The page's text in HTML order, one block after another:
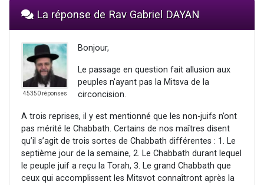
La réponse de Rav Gabriel DAYAN
45350 réponses
Bonjour,
Le passage en question fait allusion aux
peuples n'ayant pas la Mitsva de la
circoncision.
A trois reprises, il y est mentionné que les non-juifs n’ont
pas mérité le Chabbath. Certains de nos maîtres disent
qu’il s’agit de trois sortes de Chabbath différentes : 1. Le
septième jour de la semaine, 2. Le Chabbath durant lequel
le peuple juif a reçu la Torah, 3. Le grand Chabbath que
ceux qui accomplissent les Mitsvot connaîtront après la